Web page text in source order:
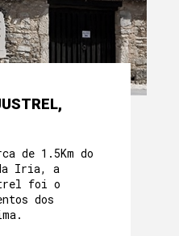
de 1.5Km do
Iria, a
foi o
dos